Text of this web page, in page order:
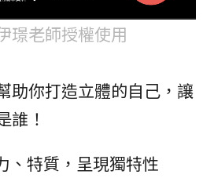
璟老師授權使用
助你打造立體的自己，讓
誰！
、特質，呈現獨特性